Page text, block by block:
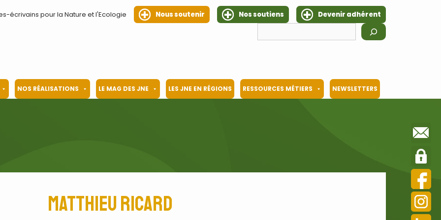
écrivains pour la Nature et l'Ecologie Nous soutenir Nos soutiens
Devenir adhérent
NOS RÉALISATIONS LE MAG DES JNE LES JNE EN RÉGIONS RESSOURCES MÉTIERS NEWSLETTERS
Matthieu Ricard